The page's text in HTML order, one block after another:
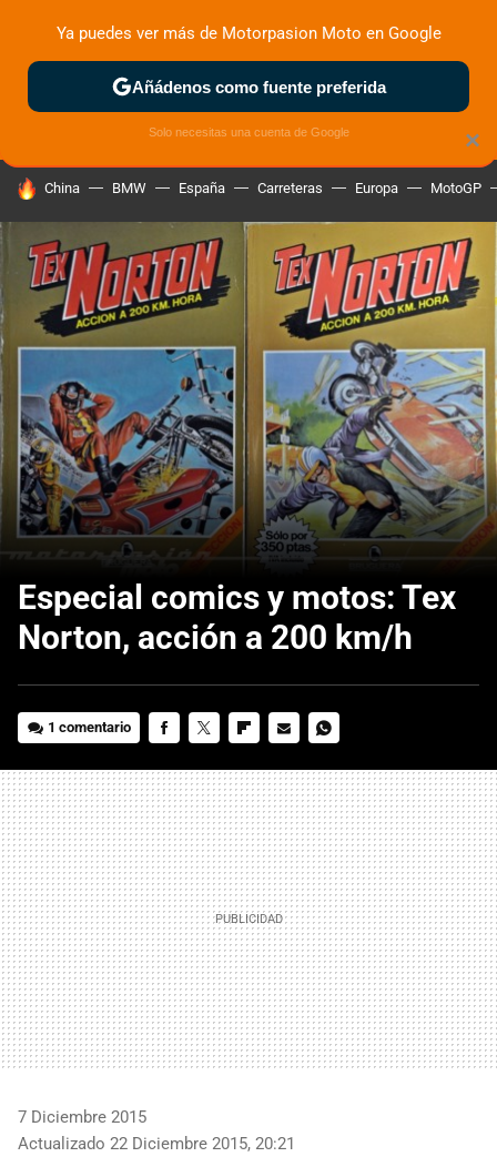
ZONA DE PRUEBAS DEPORTIVAS MOTOS ELÉCTRICAS
HOY SE HABLA DE
China BMW España Carreteras Europa MotoGP
Especial comics y motos: Tex
Norton, acción a 200 km/h
1 comentario
MAIL
7 Diciembre 2015
Actualizado 22 Diciembre 2015, 20:21
×
Ya puedes ver más de Motorpasion Moto en Google
Añádenos como fuente preferida
Solo necesitas una cuenta de Google